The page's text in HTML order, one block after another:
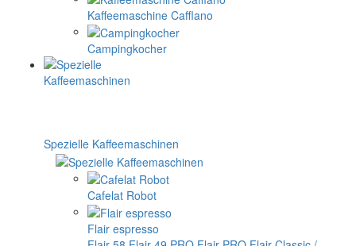
Kaffeemaschine Cafflano
Campingkocher
Spezielle Kaffeemaschinen
Cafelat Robot
Flair espresso